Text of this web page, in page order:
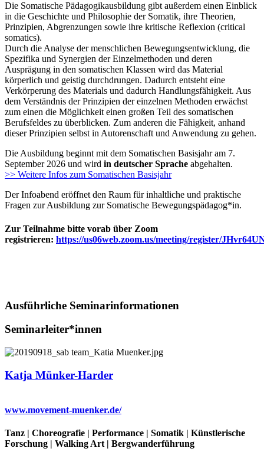
Die Somatische Pädagogikausbildung gibt außerdem einen Einblick
in die Geschichte und Philosophie der Somatik, ihre Theorien,
Prinzipien, Abgrenzungen sowie ihre kritische Reflexion (critical
somatics).
Durch die Analyse der menschlichen Bewegungsentwicklung, die
Spezifika und Synergien der Einzelmethoden und deren
Ausprägung in den somatischen Klassen wird das Material
körperlich und geistig durchdrungen. Dadurch entsteht eine
Verkörperung des Materials und dadurch Handlungsfähigkeit. Aus
dem Verständnis der Prinzipien der einzelnen Methoden erwächst
zum einen die Möglichkeit einen großen Teil des somatischen
Berufsfeldes zu überblicken. Zum anderen die Fähigkeit, anhand
dieser Prinzipien selbst in Autorenschaft und Anwendung zu gehen.
Die Ausbildung beginnt mit dem Somatischen Basisjahr am 7.
September 2026 und wird in deutscher Sprache abgehalten.
>> Weitere Infos zum Somatischen Basisjahr
Der Infoabend eröffnet den Raum für inhaltliche und praktische
Fragen zur Ausbildung zur Somatische Bewegungspädagog*in.
Zur Teilnahme bitte vorab über Zoom
registrieren: https://us06web.zoom.us/meeting/register/
Ausführliche Seminarinformationen
Seminarleiter*innen
Katja Münker-Harder
www.movement-muenker.de/
Tanz | Choreografie | Performance | Somatik | Künstlerische
Forschung | Walking Art | Bergwanderführung